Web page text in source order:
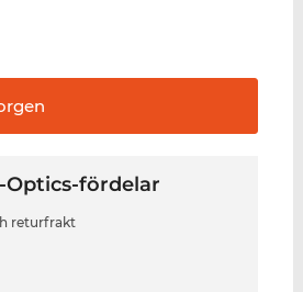
Optics-fördelar
returfrakt